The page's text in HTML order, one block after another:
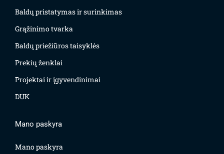
Baldų pristatymas ir surinkimas
Grąžinimo tvarka
Baldų priežiūros taisyklės
Prekių ženklai
Projektai ir įgyvendinimai
DUK
Mano paskyra
Mano paskyra